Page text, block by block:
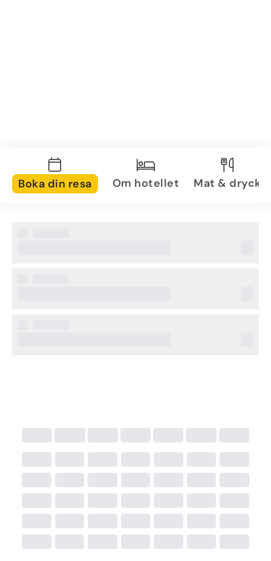
Boka din resa Om hotellet Mat & dryck